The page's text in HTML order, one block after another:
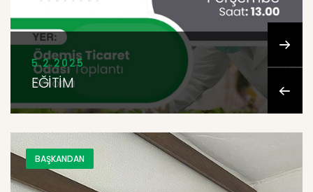
5.2.2025
EĞİTİM
BAŞKANDAN